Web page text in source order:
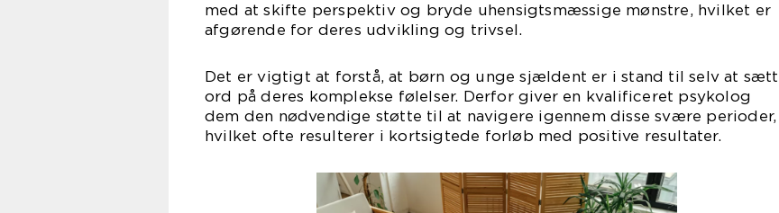
med at skifte perspektiv og bryde uhensigtsmæssige mønstre, hvilket er
afgørende for deres udvikling og trivsel.
Det er vigtigt at forstå, at børn og unge sjældent er i stand til selv at
ord på deres komplekse følelser. Derfor giver en kvalificeret psykolog
dem den nødvendige støtte til at navigere igennem disse svære perioder,
hvilket ofte resulterer i kortsigtede forløb med positive resultater.